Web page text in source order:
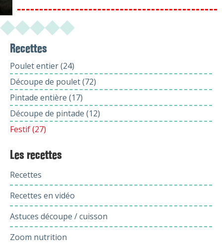
Recettes
Poulet entier (24)
Découpe de poulet (72)
Pintade entière (17)
Découpe de pintade (12)
Festif (27)
Les recettes
Recettes
Recettes en vidéo
Astuces découpe / cuisson
Zoom nutrition